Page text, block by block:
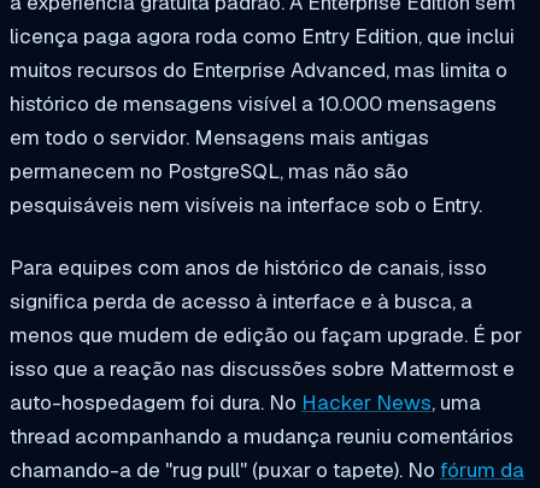
licença paga agora roda como Entry Edition, que inclui
muitos recursos do Enterprise Advanced, mas limita o
histórico de mensagens visível a 10.000 mensagens
em todo o servidor. Mensagens mais antigas
permanecem no PostgreSQL, mas não são
pesquisáveis nem visíveis na interface sob o Entry.
Para equipes com anos de histórico de canais, isso
significa perda de acesso à interface e à busca, a
menos que mudem de edição ou façam upgrade. É por
isso que a reação nas discussões sobre Mattermost e
auto-hospedagem foi dura. No Hacker News, uma
thread acompanhando a mudança reuniu comentários
chamando-a de "rug pull" (puxar o tapete). No fórum da